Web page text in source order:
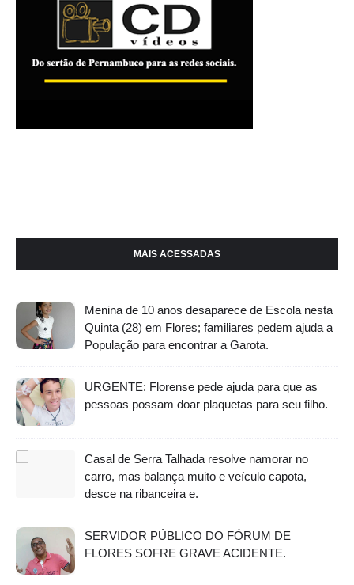
MAIS ACESSADAS
Menina de 10 anos desaparece de Escola nesta
Quinta (28) em Flores; familiares pedem ajuda a
População para encontrar a Garota.
URGENTE: Florense pede ajuda para que as
pessoas possam doar plaquetas para seu filho.
Casal de Serra Talhada resolve namorar no
carro, mas balança muito e veículo capota,
desce na ribanceira e.
SERVIDOR PÚBLICO DO FÓRUM DE
FLORES SOFRE GRAVE ACIDENTE.